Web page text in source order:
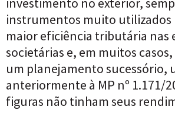
instrumentos muito utilizados
maior eficiência tributária nas
societárias e, em muitos
um planejamento sucessório,
anteriormente à MP nº 1.171/
figuras não tinham seus